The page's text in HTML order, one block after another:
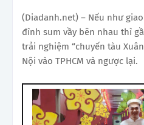
(Diadanh.net) – Nếu như
đình sum vầy bên nhau thì
trải nghiệm “chuyến tàu
Nội vào TPHCM và ngược lại.